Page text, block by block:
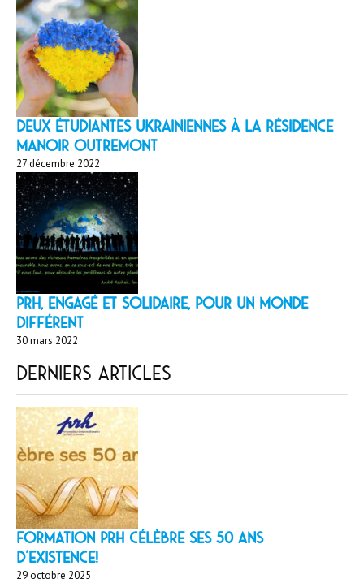
Deux étudiantes ukrainiennes à la résidence
Manoir Outremont
27 décembre 2022
PRH, engagé et solidaire, pour un monde
différent
30 mars 2022
Derniers articles
Formation PRH célèbre ses 50 ans
d’existence!
29 octobre 2025